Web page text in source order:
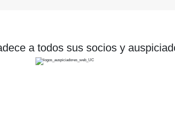
a todos sus socios y